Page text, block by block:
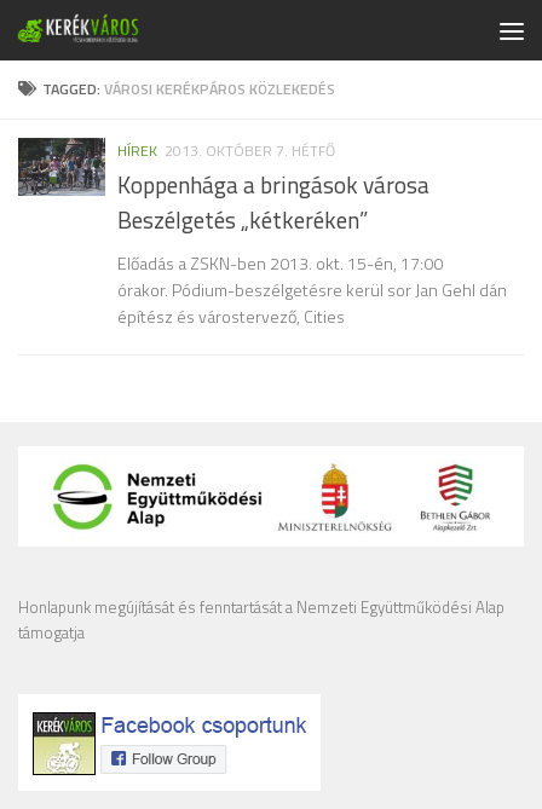
Skip to content
TAGGED:VÁROSI KERÉKPÁROS KÖZLEKEDÉS
HÍREK 2013. OKTÓBER 7. HÉTFŐ
Koppenhága a bringások városa
Beszélgetés „kétkeréken”
Előadás a ZSKN-ben 2013. okt. 15-én, 17:00
órakor. Pódium-beszélgetésre kerül sor Jan Gehl dán
építész és várostervező, Cities
Honlapunk megújítását és fenntartását a Nemzeti Együttműködési Alap
támogatja